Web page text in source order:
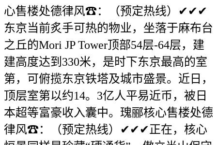
心售楼处德律风☎：（预定热线）✔✔✔
东京当前炙手可热的物业，坐落于麻布台
之丘的Mori JP Tower顶部54层-64层，建
建高度达到330米，是时下东京最高的室
第，可俯揽东京铁塔及城市盛景。近日，
顶层室第以约14。3亿人平易近币，被日
本超等富豪收入囊中。瑰郦核心售楼处德
律风☎：（预定热线）✔✔✔正在，核心